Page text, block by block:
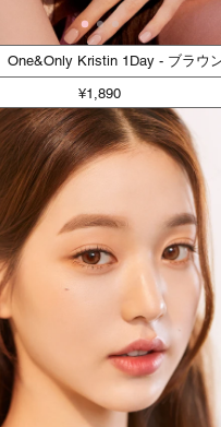
One&Only Kristin 1Day - ブラウン
¥1,890